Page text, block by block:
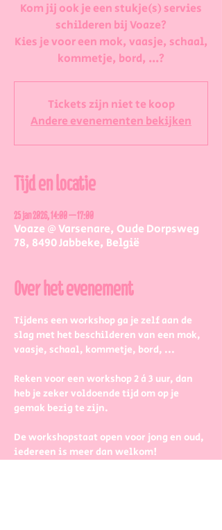
Kom jij ook je een stukje(s) servies
schilderen bij Voaze?
Kies je voor een mok, vaasje, schaal,
kommetje, bord, ...?
Tickets zijn niet te koop
Andere evenementen bekijken
Tijd en locatie
25 jan 2026, 14:00 – 17:00
Voaze @ Varsenare, Oude Dorpsweg
78, 8490 Jabbeke, België
Over het evenement
Tijdens een workshop ga je zelf aan de
slag met het beschilderen van een mok,
vaasje, schaal, kommetje, bord, ...
Reken voor een workshop 2 à 3 uur, dan
heb je zeker voldoende tijd om op je
gemak bezig te zijn.
De workshopstaat open voor jong en oud,
iedereen is meer dan welkom!